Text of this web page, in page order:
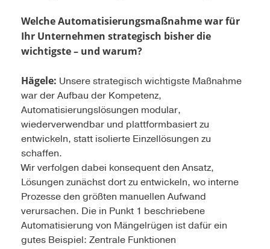
Welche Automatisierungsmaßnahme war für
Ihr Unternehmen strategisch bisher die
wichtigste – und warum?
Hägele: Unsere strategisch wichtigste Maßnahme
war der Aufbau der Kompetenz,
Automatisierungslösungen modular,
wiederverwendbar und plattformbasiert zu
entwickeln, statt isolierte Einzellösungen zu
schaffen.
Wir verfolgen dabei konsequent den Ansatz,
Lösungen zunächst dort zu entwickeln, wo interne
Prozesse den größten manuellen Aufwand
verursachen. Die in Punkt 1 beschriebene
Automatisierung von Mängelrügen ist dafür ein
gutes Beispiel: Zentrale Funktionen